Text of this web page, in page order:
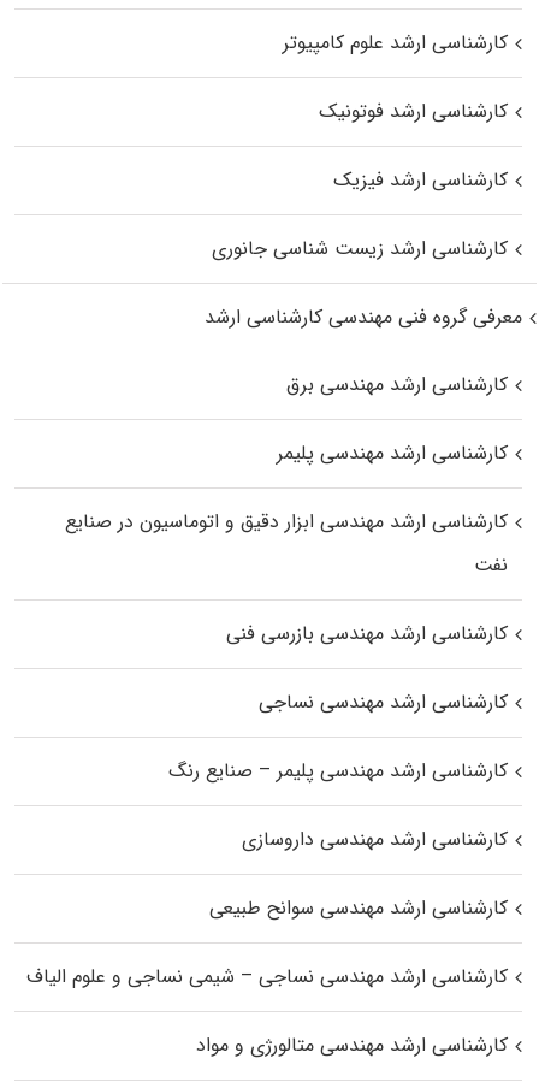
کارشناسی ارشد علوم کامپیوتر
کارشناسی ارشد فوتونیک
کارشناسی ارشد فیزیک
کارشناسی ارشد زیست‌ شناسی جانوری
معرفی گروه فنی مهندسی کارشناسی ارشد
کارشناسی ارشد مهندسی برق
کارشناسی ارشد مهندسی پلیمر
کارشناسی ارشد مهندسی ابزار دقیق و اتوماسیون در صنایع
نفت
کارشناسی ارشد مهندسی بازرسی فنی
کارشناسی ارشد مهندسی نساجی
کارشناسی ارشد مهندسی پلیمر – صنایع رنگ
کارشناسی ارشد مهندسی داروسازی
کارشناسی ارشد مهندسی سوانح طبیعی
کارشناسی ارشد مهندسی نساجی – شیمی نساجی و علوم الیاف
کارشناسی ارشد مهندسی متالورژی و مواد